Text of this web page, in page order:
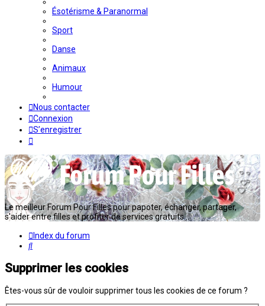
Ésotérisme & Paranormal
Sport
Danse
Animaux
Humour
Nous contacter
Connexion
S’enregistrer
Le meilleur Forum Pour Filles pour papoter, échanger, partager,
s'aider entre filles et profiter de services gratuits...
Index du forum
Rechercher
Supprimer les cookies
Êtes-vous sûr de vouloir supprimer tous les cookies de ce forum ?